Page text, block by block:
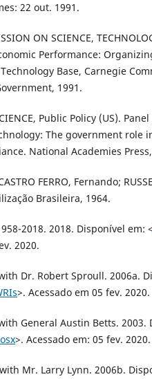
22 out. 1991.
ON SCIENCE,
Performance:
Base, Carnegie
1991.
Public Policy (US).
The government role
National Academies
FERRO, Fernando;
Brasileira, 1964.
2018. 2018. Disponível em: <
2020.
Dr. Robert Sproull. 2006a.
>. Acessado em 05 fev. 2020.
General Austin Betts. 2003.
>. Acessado em: 05 fev. 2020.
Mr. Larry Lynn. 2006b.